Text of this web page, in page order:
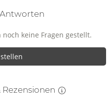
keine Fragen gestellt.
Rezensionen